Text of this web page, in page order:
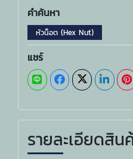
คำค้นหา
หัวน็อต (Hex Nut)
แชร์
รายละเอียดสิน